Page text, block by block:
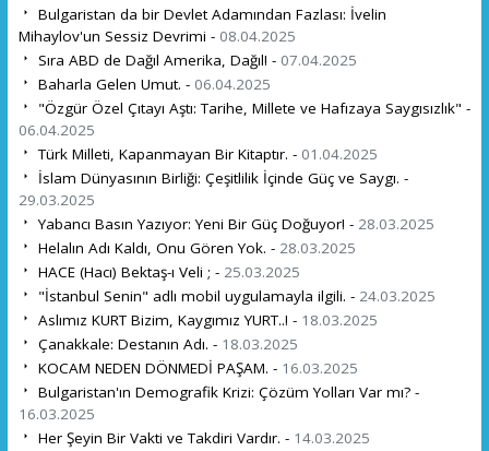
Bulgaristan da bir Devlet Adamından Fazlası: İvelin
Mihaylov'un Sessiz Devrimi - 08.04.2025
Sıra ABD de Dağıl Amerika, Dağıl! - 07.04.2025
Baharla Gelen Umut. - 06.04.2025
"Özgür Özel Çıtayı Aştı: Tarihe, Millete ve Hafızaya Saygısızlık" -
06.04.2025
Türk Milleti, Kapanmayan Bir Kitaptır. - 01.04.2025
İslam Dünyasının Birliği: Çeşitlilik İçinde Güç ve Saygı. -
29.03.2025
Yabancı Basın Yazıyor: Yeni Bir Güç Doğuyor! - 28.03.2025
Helalın Adı Kaldı, Onu Gören Yok. - 28.03.2025
HACE (Hacı) Bektaş-ı Veli ; - 25.03.2025
"İstanbul Senin" adlı mobil uygulamayla ilgili. - 24.03.2025
Aslımız KURT Bizim, Kaygımız YURT..! - 18.03.2025
Çanakkale: Destanın Adı. - 18.03.2025
KOCAM NEDEN DÖNMEDİ PAŞAM. - 16.03.2025
Bulgaristan'ın Demografik Krizi: Çözüm Yolları Var mı? -
16.03.2025
Her Şeyin Bir Vakti ve Takdiri Vardır. - 14.03.2025